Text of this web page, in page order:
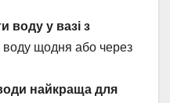
воду у вазі з
воду щодня або через
найкраща для